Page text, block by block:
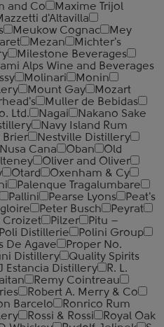
and Co
Maxime Trijol
d'Altavilla
Meukow Cognac
Mey
Mezan
Michter's
Milestone Beverages
Alps Wine and Beverages
Molinari
Monin
Mount Gay
Mozart
Muller de Bebidas
Ltd. Nagai
Nakano Sake
Navy Island Rum
Brier
Nestville Distillery
Nusa Cana Oban
Old
Oliver and Oliver
Otard
Oxenham & Cy
Palenque Tragalumbare
Pallini Pearse Lyons
Peat's
Peter Busch
Peyrat
Croizet Pilzer
Pitu –
Poli Distillerie
Polini Group
De Agave
Proper No.
Distillery
Quality Spirits
Estancia Distillery
R. L.
Remy Cointreau
Robert A. Merry & Co
Barcelo
Ronrico Rum
Rossi & Rossi
Royal Oak